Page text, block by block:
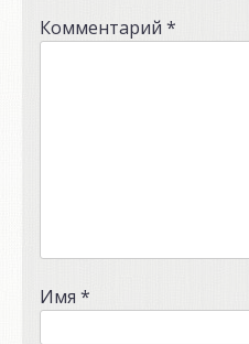
Комментарий *
Имя *